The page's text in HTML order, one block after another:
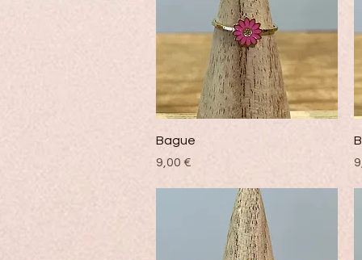
Bague
Precio
9,00 €